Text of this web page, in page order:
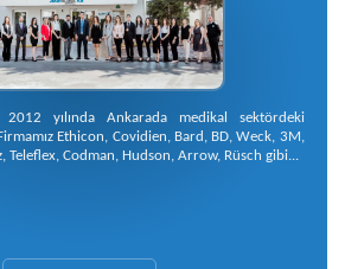
yılında Ankarada medikal sektördeki
Ethicon, Covidien, Bard, BD, Weck, 3M,
Teleflex, Codman, Hudson, Arrow, Rüsch gibi...